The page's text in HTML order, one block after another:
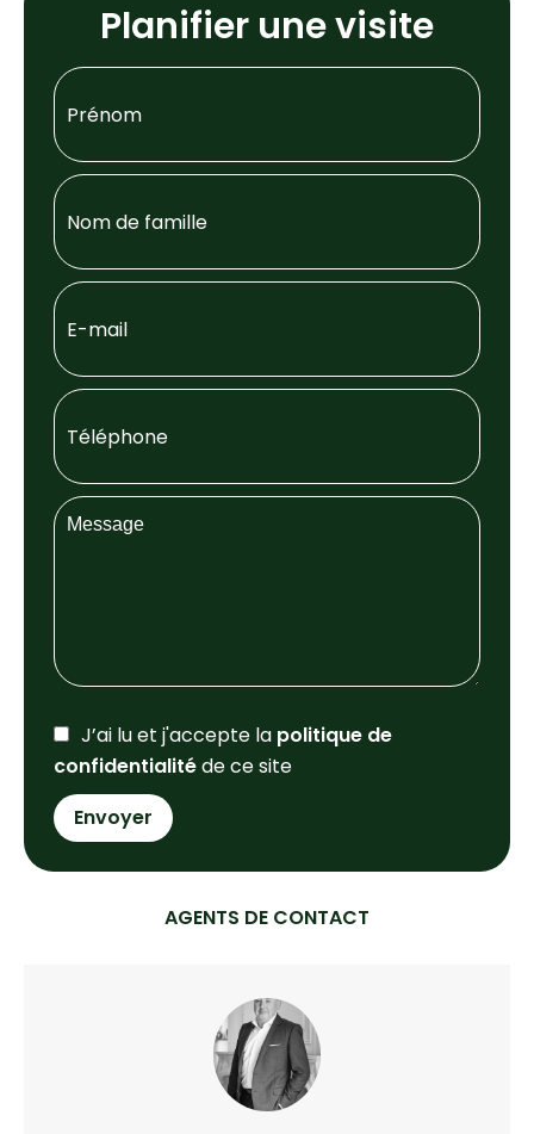
Planifier une visite
J’ai lu et j'accepte la politique de
confidentialitéde ce site
Envoyer
AGENTS DE CONTACT